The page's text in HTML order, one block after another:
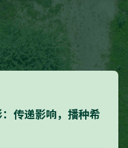
传递影响，播种希